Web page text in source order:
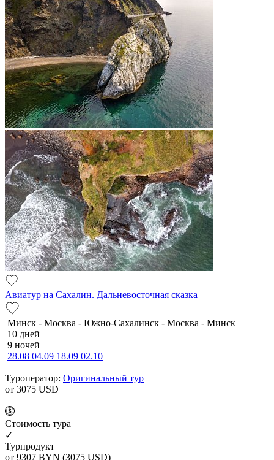
Авиатур на Сахалин. Дальневосточная сказка
Минск - Москва - Южно-Сахалинск - Москва - Минск
10 дней
9 ночей
28.08 04.09 18.09 02.10
Туроператор: Оригинальный тур
от 3075 USD
Cтоимость тура
✓
Турпродукт
от 9307 BYN (3075 USD)